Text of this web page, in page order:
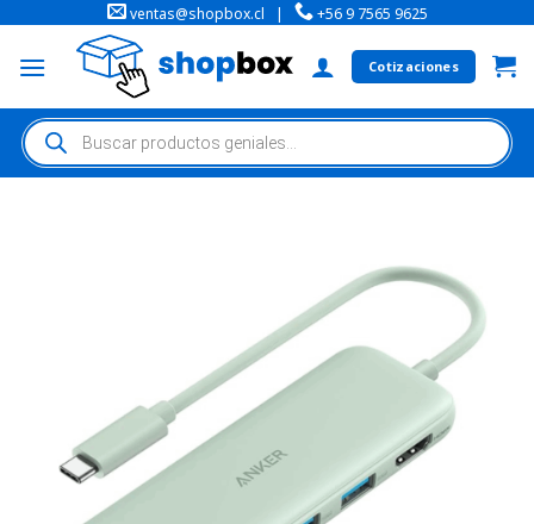
ventas@shopbox.cl | +56 9 7565 9625
Cotizaciones